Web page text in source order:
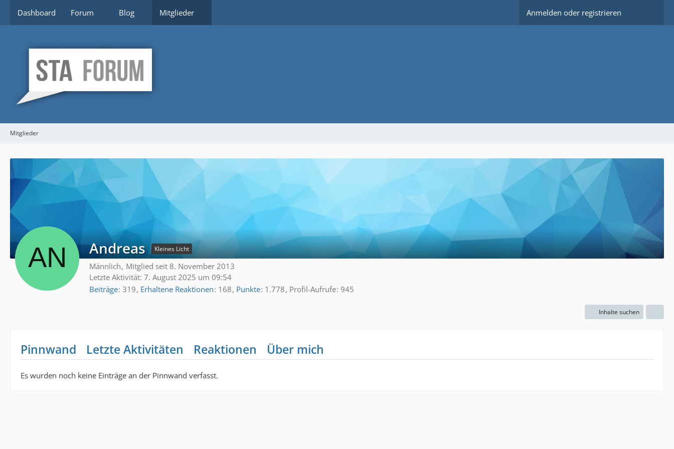
Dashboard Forum Blog Mitglieder Anmelden oder registrieren
Mitglieder
Andreas Kleines Licht
Männlich Mitglied seit 8. November 2013
Letzte Aktivität: 7. August 2025 um 09:54
Beiträge 319 Erhaltene Reaktionen 168 Punkte 1.778 Profil-Aufrufe 945
Inhalte suchen
Pinnwand Letzte Aktivitäten Reaktionen Über mich
Es wurden noch keine Einträge an der Pinnwand verfasst.